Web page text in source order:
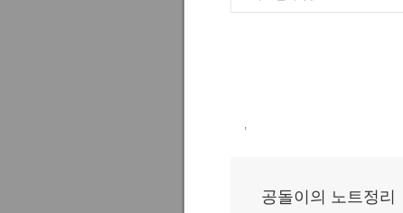
,
공돌이의 노트정리